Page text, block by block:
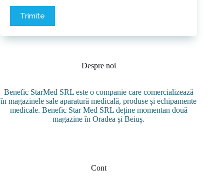
Trimite
Despre noi
Benefic StarMed SRL este o companie care comercializează
în magazinele sale aparatură medicală, produse și echipamente
medicale. Benefic Star Med SRL deține momentan două
magazine în Oradea și Beiuș.
Cont